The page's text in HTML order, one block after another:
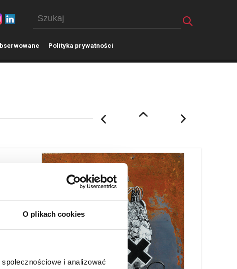
O plikach cookies
i analizować
bserwowane Polityka prywatności